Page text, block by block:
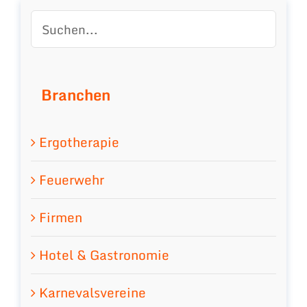
Branchen
Ergotherapie
Feuerwehr
Firmen
Hotel & Gastronomie
Karnevalsvereine